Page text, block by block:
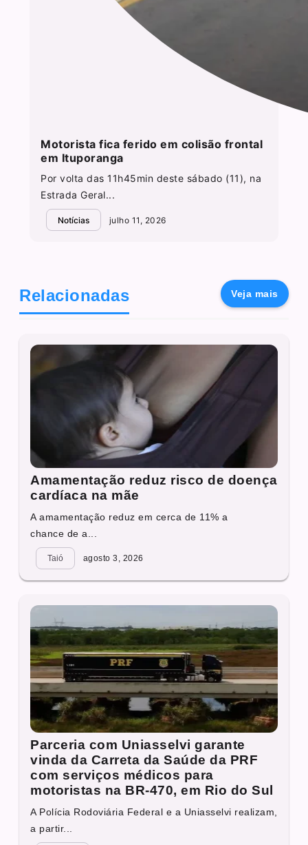
Motorista fica ferido em colisão frontal
em Ituporanga
Por volta das 11h45min deste sábado (11), na
Estrada Geral...
Notícias julho 11, 2026
Relacionadas Veja mais
Amamentação reduz risco de doença
cardíaca na mãe
A amamentação reduz em cerca de 11% a
chance de a...
Taió agosto 3, 2026
Parceria com Uniasselvi garante
vinda da Carreta da Saúde da PRF
com serviços médicos para
motoristas na BR-470, em Rio do Sul
A Polícia Rodoviária Federal e a Uniasselvi realizam,
a partir...